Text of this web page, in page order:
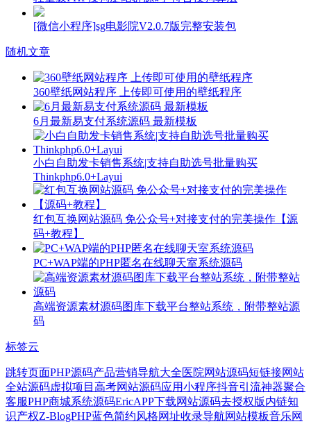
[微信小程序]sg电影院V2.0.7版完整安装包
随机文章
360壁纸网站程序 上传即可使用的壁纸程序
6月最新易支付系统源码 最新模板
小白自助发卡销售系统|支持自助选号批量购买
Thinkphp6.0+Layui
红包互换网站源码 免公众号+对接支付的完美操作【源
码+教程】
PC+WAP端的PHP匿名在线聊天室系统源码
高端资源素材源码图库下载平台整站系统，附带整站源
码
标签云
跳转页面PHP源码产品营销导航大全医院网站源码短链接网站
全站源码虚拟项目 高考网站源码应用小程序抖音引流神器聚合
客服PHP商城系统源码EricAPP下载网站源码去授权版内链知
识产权Z-BlogPHP蓝色简约风格网址收录导航网站模板音乐网